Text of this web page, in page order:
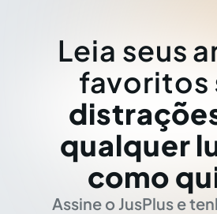
Leia seus
favoritos
qualquer
como
Assine o JusPlus e